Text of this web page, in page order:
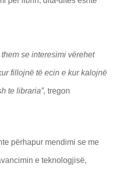
them se interesimi vërehet
fillojnë të ecin e kur kalojnë
te libraria”, tregon
përhapur mendimi se me
e teknologjisë,